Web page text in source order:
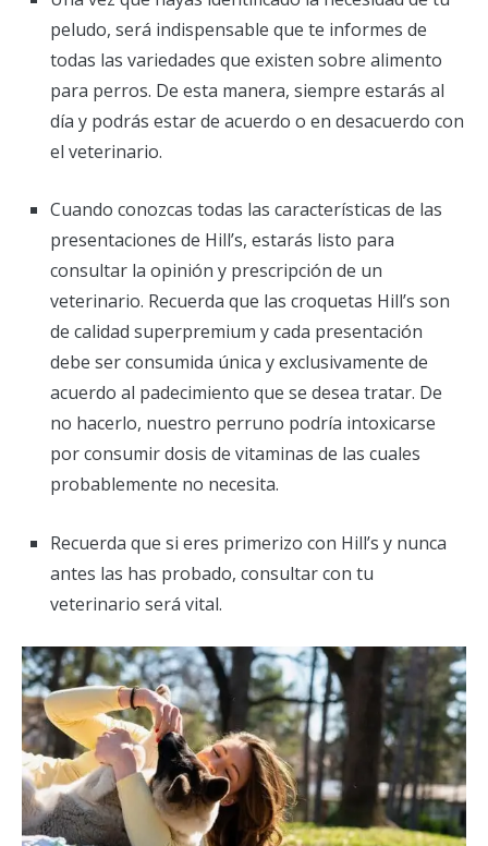
peludo, será indispensable que te informes de
todas las variedades que existen sobre alimento
para perros. De esta manera, siempre estarás al
día y podrás estar de acuerdo o en desacuerdo con
el veterinario.
Cuando conozcas todas las características de las
presentaciones de Hill’s, estarás listo para
consultar la opinión y prescripción de un
veterinario. Recuerda que las croquetas Hill’s son
de calidad superpremium y cada presentación
debe ser consumida única y exclusivamente de
acuerdo al padecimiento que se desea tratar. De
no hacerlo, nuestro perruno podría intoxicarse
por consumir dosis de vitaminas de las cuales
probablemente no necesita.
Recuerda que si eres primerizo con Hill’s y nunca
antes las has probado, consultar con tu
veterinario será vital.